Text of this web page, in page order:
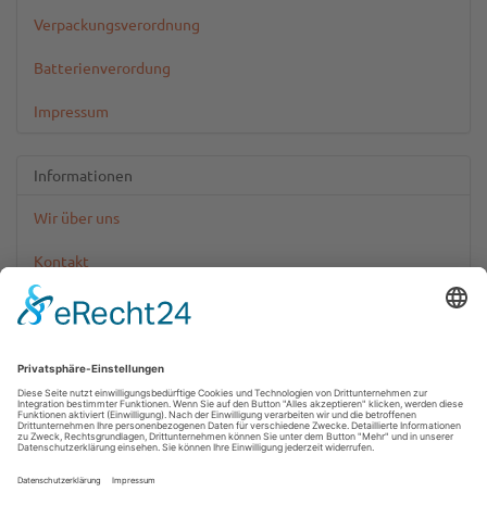
Verpackungsverordnung
Batterienverordung
Impressum
Informationen
Wir über uns
Kontakt
Zahlungsinformationen
*Alle Preise inkl. gesetzlicher USt., zzgl.Versand